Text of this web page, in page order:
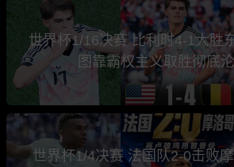
世界杯1/16决赛 比利时4-1大胜
图靠霸权主义取胜彻底
世界杯1/4决赛 法国队2-0击败